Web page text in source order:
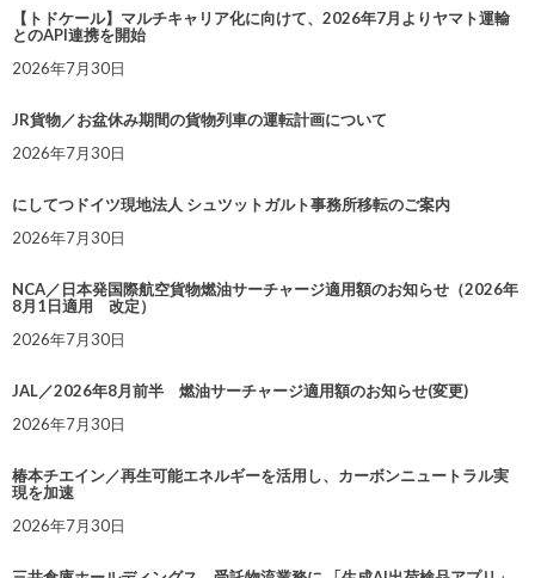
【トドケール】マルチキャリア化に向けて、2026年7月よりヤマト運輸
とのAPI連携を開始
2026年7月30日
JR貨物／お盆休み期間の貨物列車の運転計画について
2026年7月30日
にしてつドイツ現地法人 シュツットガルト事務所移転のご案内
2026年7月30日
NCA／日本発国際航空貨物燃油サーチャージ適用額のお知らせ（2026年
8月1日適用 改定）
2026年7月30日
JAL／2026年8月前半 燃油サーチャージ適用額のお知らせ(変更)
2026年7月30日
椿本チエイン／再生可能エネルギーを活用し、カーボンニュートラル実
現を加速
2026年7月30日